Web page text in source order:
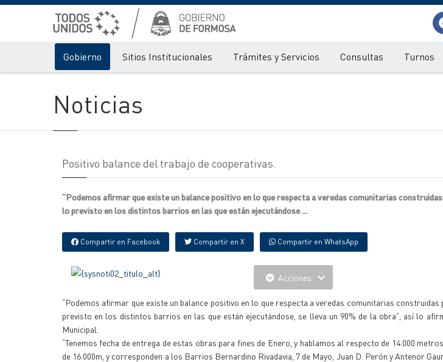
Gobierno Sitios Institucionales Trámites y Servicios Consultas Turnos
Noticias
Positivo balance del trabajo de cooperativas.
“Podemos afirmar que existe un balance positivo en lo que respecta a veredas comunitarias
lo previsto en los distintos barrios en las que están ejecutándose ...
Compartir en Facebook Compartir en X Compartir en WhatsApp
Acciones
“Podemos afirmar que existe un balance positivo en lo que respecta a veredas comunitarias
previsto en los distintos barrios en las que están ejecutándose, se lleva un 90% de la obra”, así lo
Municipal.
“Tenemos fecha de entrega de estas obras para fines de Enero, y hablamos al respecto de 14.000
de 16.000m, y corresponden a los Barrios Bernardino Rivadavia, 7 de Mayo, Juan D. Perón y Antenor